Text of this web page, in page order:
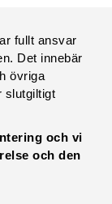
fullt ansvar
Det innebär
övriga
slutgiltigt
och vi
och den